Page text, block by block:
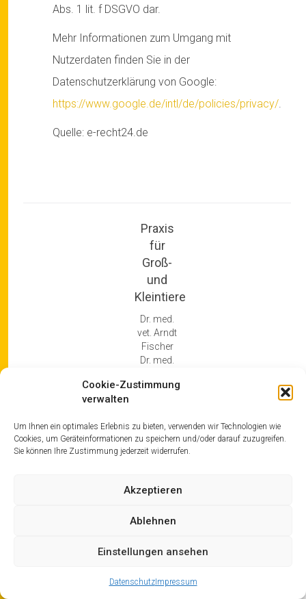
Cookie-Zustimmung
verwalten
Um Ihnen ein optimales Erlebnis zu bieten, verwenden wir Technologien wie
Cookies, um Geräteinformationen zu speichern und/oder darauf zuzugreifen.
Sie können Ihre Zustimmung jederzeit widerrufen.
Akzeptieren
Ablehnen
Einstellungen ansehen
DatenschutzImpressum
Abs. 1 lit. f DSGVO dar.
Mehr Informationen zum Umgang mit
Nutzerdaten finden Sie in der
Datenschutzerklärung von Google:
https://www.google.de/intl/de/policies/privacy/.
Quelle: e-recht24.de
Praxis
für
Groß-
und
Kleintiere
Dr. med.
vet. Arndt
Fischer
Dr. med.
Wiebke
Meisterstr.
34
29479
(05864)
IMPRESSUM
HAFTUNGSAUSSCHLUSS